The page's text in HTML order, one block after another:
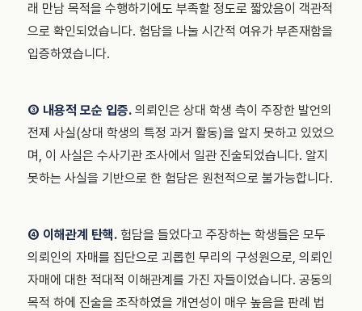
래 만남 목적을 수행하기에도 부족할 정도로 짧았음이 객관적
으로 확인되었습니다. 험담을 나눌 시간적 여유가 부존재함을
입증하였습니다.
③ 내용적 모순 입증. 의뢰인은 상대 학생 측이 주장한 발언의
전제 사실(상대 학생의 특정 과거 활동)을 알지 못하고 있었으
며, 이 사실은 수사기관 조사에서 일관 진술되었습니다. 알지
못하는 사실을 기반으로 한 험담은 원천적으로 불가능합니다.
④ 이해관계 탄핵. 험담을 들었다고 주장하는 학생들은 모두
의뢰인의 자매를 집단으로 괴롭힌 무리의 구성원으로, 의뢰인
자매에 대한 적대적 이해관계를 가진 자들이었습니다. 공동의
목적 하에 진술을 조작하였을 개연성이 매우 높음을 판례 법